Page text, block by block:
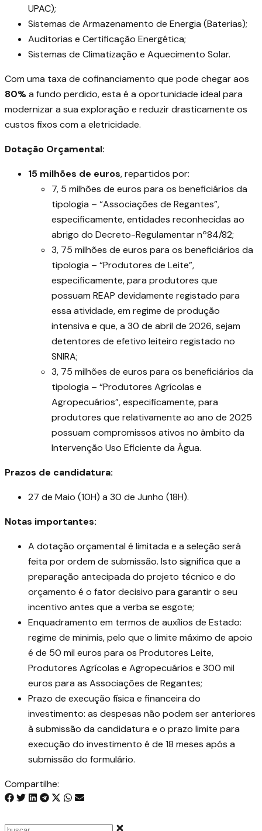
UPAC);
Sistemas de Armazenamento de Energia (Baterias);
Auditorias e Certificação Energética;
Sistemas de Climatização e Aquecimento Solar.
Com uma taxa de cofinanciamento que pode chegar aos
80%a fundo perdido, esta é a oportunidade ideal para
modernizar a sua exploração e reduzir drasticamente os
custos fixos com a eletricidade.
Dotação Orçamental:
15 milhões de euros, repartidos por:
7, 5 milhões de euros para os beneficiários da
tipologia – “Associações de Regantes”,
especificamente, entidades reconhecidas ao
abrigo do Decreto-Regulamentar nº84/82;
3, 75 milhões de euros para os beneficiários da
tipologia – “Produtores de Leite”,
especificamente, para produtores que
possuam REAP devidamente registado para
essa atividade, em regime de produção
intensiva e que, a 30 de abril de 2026, sejam
detentores de efetivo leiteiro registado no
SNIRA;
3, 75 milhões de euros para os beneficiários da
tipologia – “Produtores Agrícolas e
Agropecuários”, especificamente, para
produtores que relativamente ao ano de 2025
possuam compromissos ativos no âmbito da
Intervenção Uso Eficiente da Água.
Prazos de candidatura:
27 de Maio (10H) a 30 de Junho (18H).
Notas importantes:
A dotação orçamental é limitada e a seleção será
feita por ordem de submissão. Isto significa que a
preparação antecipada do projeto técnico e do
orçamento é o fator decisivo para garantir o seu
incentivo antes que a verba se esgote;
Enquadramento em termos de auxílios de Estado:
regime de minimis, pelo que o limite máximo de apoio
é de 50 mil euros para os Produtores Leite,
Produtores Agrícolas e Agropecuários e 300 mil
euros para as Associações de Regantes;
Prazo de execução física e financeira do
investimento: as despesas não podem ser anteriores
à submissão da candidatura e o prazo limite para
execução do investimento é de 18 meses após a
submissão do formulário.
Compartilhe: